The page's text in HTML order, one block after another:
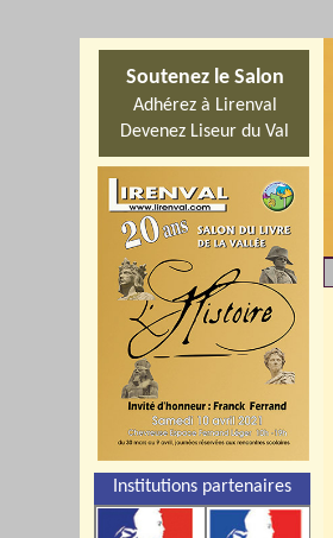
Soutenez le Salon
Adhérez à Lirenval
Devenez Liseur du Val
Institutions partenaires